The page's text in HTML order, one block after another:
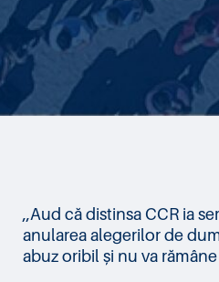
,,Aud că distinsa CCR ia
anularea alegerilor de
abuz oribil și nu va